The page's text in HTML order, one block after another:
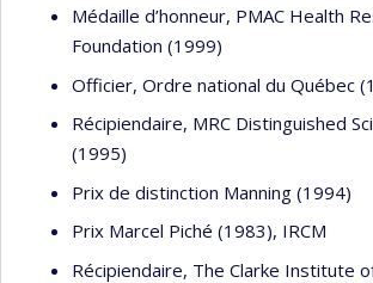
Médaille d’honneur, PMAC Health
Foundation (1999)
Officier, Ordre national du Québec
Récipiendaire, MRC Distinguished
(1995)
Prix de distinction Manning (1994)
Prix Marcel Piché (1983), IRCM
Récipiendaire, The Clarke Institute